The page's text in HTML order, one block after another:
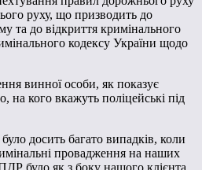
руху, що призводить до
та до відкриття кримінального
кодексу України щодо
винної особи, як показує
на кого вкажуть поліцейські під
було досить багато випадків, коли
провадження на наших
було як з боку нашого клієнта,